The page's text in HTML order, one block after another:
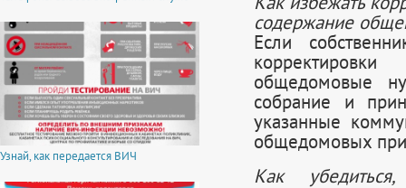
Узнай, как передается ВИЧ
содержание
Если
общедомовые
собрание и
указанные
общедомовых
Как